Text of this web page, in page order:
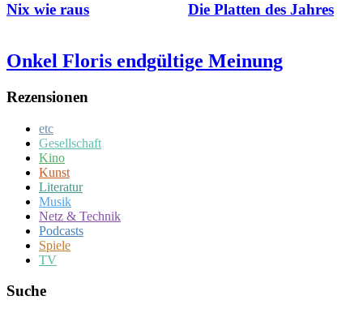
Nix wie raus Die Platten des Jahres
Onkel Floris endgültige Meinung
Rezensionen
etc
Gesellschaft
Kino
Kunst
Literatur
Musik
Netz & Technik
Podcasts
Spiele
TV
Suche